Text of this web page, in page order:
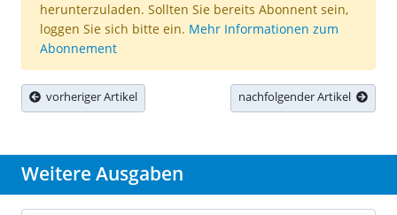
herunterzuladen. Sollten Sie bereits Abonnent sein,
loggen Sie sich bitte ein. Mehr Informationen zum
Abonnement
vorheriger Artikel nachfolgender Artikel
Weitere Ausgaben